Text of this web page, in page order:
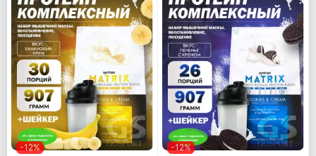
-12% -12%